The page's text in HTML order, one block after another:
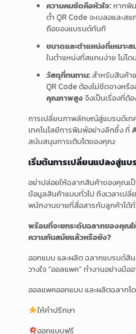
ความคมชัดคือหัวใจ:หากพิ
ต่ำ QR Code จะเบลอและส
ถือของแบรนด์ทันที
ขนาดและตำแหน่งที่เหมาะส
ในตำแหน่งที่สแกนง่าย ไม่โ
วัสดุที่ทนทาน:สำหรับสินค้า
QR Code ต้องไม่ซีดจางหรื
คุณภาพสูงจึงเป็นเรื่องที่ต้
การเปลี่ยนภาพลักษณ์สู่แบรนด์เท
เทคโนโลยีการพิมพ์อย่างลึกซึ้ง ที่
สนับสนุนการเติบโตของคุณ:
เริ่มต้นการเปลี่ยนแปลงสู่แบ
อย่าปล่อยให้ฉลากสินค้าของคุณเ
ข้อมูลสินค้าแบบทั่วไป ถึงเวลาเป
พนักงานขายที่สื่อสารกับลูกค้าได้ทั่
พร้อมที่จะยกระดับฉลากของคุณ
ความทันสมัยแล้วหรือยัง?
ออกแบบ และผลิต ฉลากแบรนด์สิ
วางใจ “ออลแพค” ทำงานอย่างมื
ออลแพคออกแบบ และผลิตฉลาก
ให้คำปรึกษา
ออกแบบฟรี